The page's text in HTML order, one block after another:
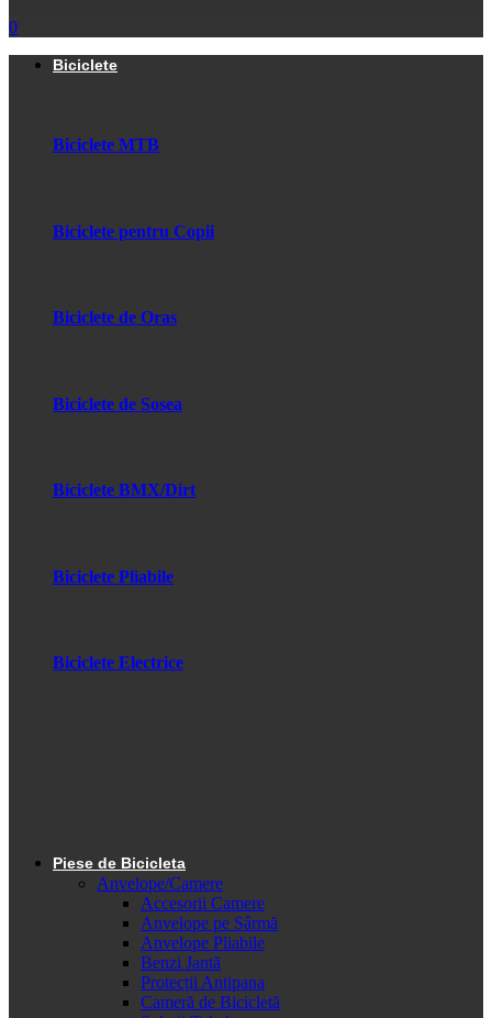
0
Biciclete
Biciclete MTB
Biciclete pentru Copii
Biciclete de Oras
Biciclete de Sosea
Biciclete BMX/Dirt
Biciclete Pliabile
Biciclete Electrice
Piese de Bicicleta
Anvelope/Camere
Accesorii Camere
Anvelope pe Sârmă
Anvelope Pliabile
Benzi Jantă
Protecții Antipana
Cameră de Bicicletă